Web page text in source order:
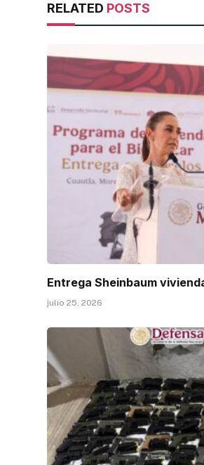
RELATED POSTS
Entrega Sheinbaum
julio 25, 2026